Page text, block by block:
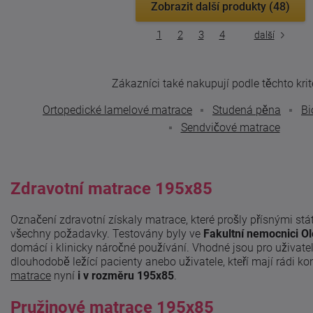
Zobrazit další produkty (48)
4
3
2
1 další
Zákazníci také nakupují podle těchto
Ortopedické lamelové matrace
Studená pěna
Sendvičové matrace
Zdravotní matrace 195x85
Označení zdravotní získaly matrace, které prošly přísnými
všechny požadavky. Testovány byly ve Fakultní nemocnici
domácí i klinicky náročné používání. Vhodné jsou pro
dlouhodobě ležící pacienty anebo uživatele, kteří mají rádi
matrace nyní i v rozměru 195x85.
Pružinové matrace 195x85